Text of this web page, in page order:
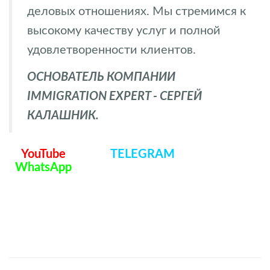
деловых отношениях. Мы стремимся к
высокому качеству услуг и полной
удовлетворенности клиентов.
ОСНОВАТЕЛЬ КОМПАНИИ
IMMIGRATION EXPERT - СЕРГЕЙ
КАЛАШНИК.
YouTube
TELEGRAM
WhatsApp